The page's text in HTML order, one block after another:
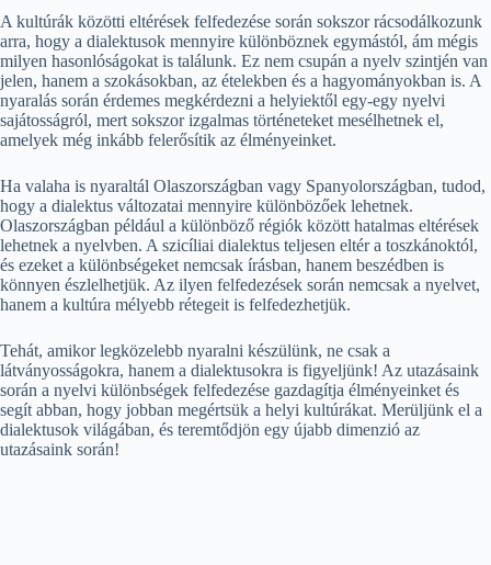
A kultúrák közötti eltérések felfedezése során sokszor rácsodálkozunk
arra, hogy a dialektusok mennyire különböznek egymástól, ám mégis
milyen hasonlóságokat is találunk. Ez nem csupán a nyelv szintjén van
jelen, hanem a szokásokban, az ételekben és a hagyományokban is. A
nyaralás során érdemes megkérdezni a helyiektől egy-egy nyelvi
sajátosságról, mert sokszor izgalmas történeteket mesélhetnek el,
amelyek még inkább felerősítik az élményeinket.
Ha valaha is nyaraltál Olaszországban vagy Spanyolországban, tudod,
hogy a dialektus változatai mennyire különbözőek lehetnek.
Olaszországban például a különböző régiók között hatalmas eltérések
lehetnek a nyelvben. A szicíliai dialektus teljesen eltér a toszkánoktól,
és ezeket a különbségeket nemcsak írásban, hanem beszédben is
könnyen észlelhetjük. Az ilyen felfedezések során nemcsak a nyelvet,
hanem a kultúra mélyebb rétegeit is felfedezhetjük.
Tehát, amikor legközelebb nyaralni készülünk, ne csak a
látványosságokra, hanem a dialektusokra is figyeljünk! Az utazásaink
során a nyelvi különbségek felfedezése gazdagítja élményeinket és
segít abban, hogy jobban megértsük a helyi kultúrákat. Merüljünk el a
dialektusok világában, és teremtődjön egy újabb dimenzió az
utazásaink során!